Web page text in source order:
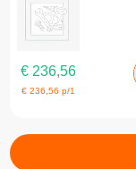
€ 236,56
€236,56 p/1